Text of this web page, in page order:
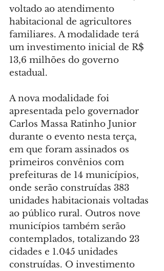
voltado ao atendimento
habitacional de agricultores
familiares. A modalidade terá
um investimento inicial de R$
13,6 milhões do governo
estadual.
A nova modalidade foi
apresentada pelo governador
Carlos Massa Ratinho Junior
durante o evento nesta terça,
em que foram assinados os
primeiros convênios com
prefeituras de 14 municípios,
onde serão construídas 383
unidades habitacionais voltadas
ao público rural. Outros nove
municípios também serão
contemplados, totalizando 23
cidades e 1.045 unidades
construídas. O investimento